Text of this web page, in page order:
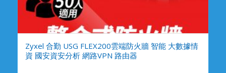
Zyxel 合勤 USG FLEX200雲端防火牆 智能 大數據情
資 國安資安分析 網路VPN 路由器